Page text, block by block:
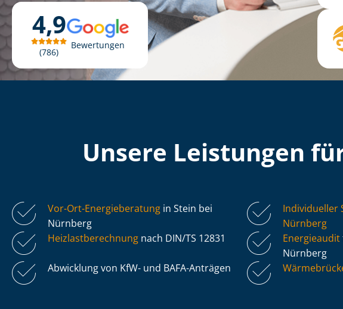
4,9
786
Bewertungen
Unsere Leistungen
Vor-Ort-Energieberatung in Stein bei
Nürnberg
Individueller
Nürnberg
Heiz­last­be­rech­nung nach DIN/TS 12831 Energieaudit
Nürnberg
Abwicklung von KfW- und BAFA-Anträgen